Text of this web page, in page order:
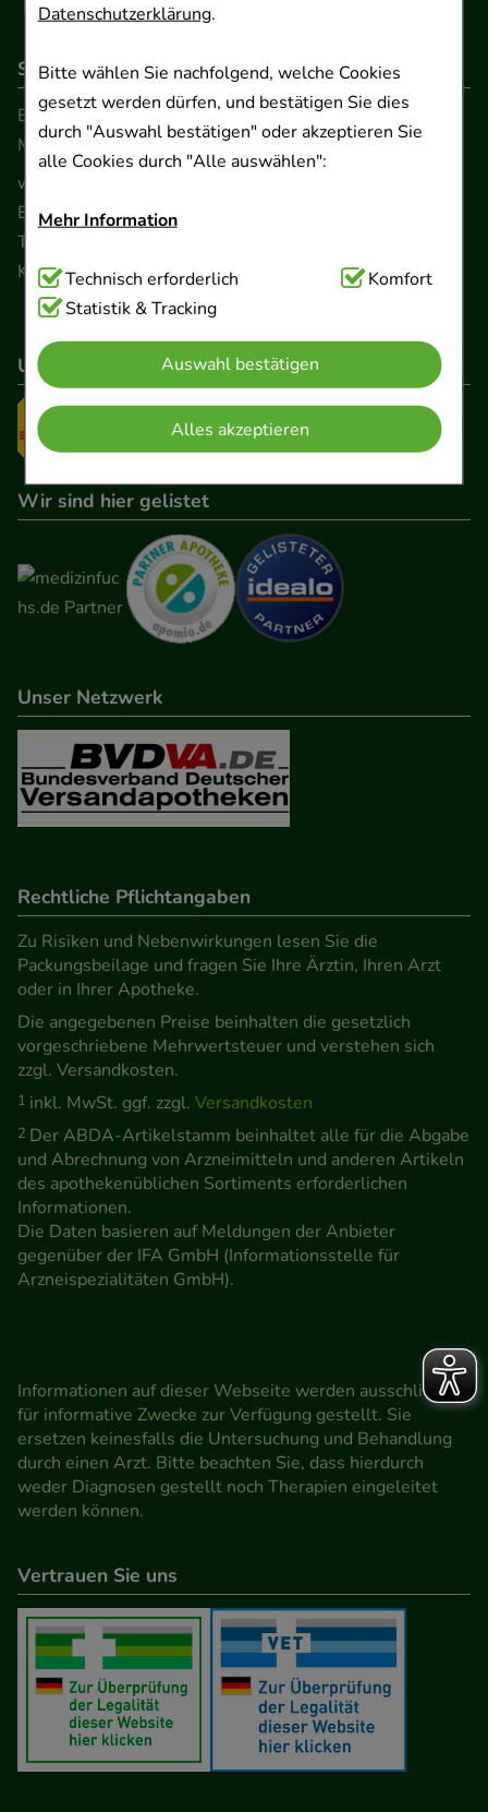
Datenschutzerklärung.
Bitte wählen Sie nachfolgend, welche Cookies
gesetzt werden dürfen, und bestätigen Sie dies
durch "Auswahl bestätigen" oder akzeptieren Sie
alle Cookies durch "Alle auswählen":
Mehr Information
Technisch Notwendig:Hierbei handelt es sich um
Cookies, die für die Grundfunktionen unserer
Website notwendig sind (z.B. Navigation,
Warenkorb, Kundenkonto), weshalb auf diese nicht
verzichtet werden kann.
Komfort:Diese Cookies werden genutzt um das
Einkaufserlebnis noch ansprechender zu gestalten,
beispielsweise für die Wiedererkennung des
Besuchers oder unsere Seite an bevorzugte
Verhaltensweisen (z.B. Spracheinstellung)
anzupassen. Komfort-Cookies ermöglichen es uns
auch auf Ihre Bedürfnisse zugeschrittene Inhalte
betreiben.
Statistik & Tracking:Hierüber lassen sich
Informationen über die Art und Weise der Nutzung
unserer Website sammeln, mit deren Hilfe wir
Werbung auf Drittseiten möglichst relevant für Sie
teilweise an Dritte wie z.B. Google oder soziale
Medien übertragen werden.
Technisch erforderlich
Komfort
Statistik & Tracking
Auswahl bestätigen
Alles akzeptieren
So erreichen Sie uns
Beratung und Kundenservice:
Montag - Freitag von 9.00 bis 17.00 Uhr
www.ApoSalis.de
Ernst-August-Platz 2 · 30159 Hannover
Telefon 0511 89 71 80 0 · Fax 0511 89 71 80 11
Kontaktformular
Unser Versanddienstleister
Wir sind hier gelistet
Unser Netzwerk
Rechtliche Pflichtangaben
Zu Risiken und Nebenwirkungen lesen Sie die
Packungsbeilage und fragen Sie Ihre Ärztin, Ihren Arzt
oder in Ihrer Apotheke.
Die angegebenen Preise beinhalten die gesetzlich
vorgeschriebene Mehrwertsteuer und verstehen sich
zzgl. Versandkosten.
1 inkl. MwSt. ggf. zzgl. Versandkosten
2 Der ABDA-Artikelstamm beinhaltet alle für die Abgabe
und Abrechnung von Arzneimitteln und anderen Artikeln
des apothekenüblichen Sortiments erforderlichen
Informationen.
Die Daten basieren auf Meldungen der Anbieter
gegenüber der IFA GmbH (Informationsstelle für
Arzneispezialitäten GmbH).
Informationen auf dieser Webseite werden ausschließlich
für informative Zwecke zur Verfügung gestellt. Sie
ersetzen keinesfalls die Untersuchung und Behandlung
durch einen Arzt. Bitte beachten Sie, dass hierdurch
weder Diagnosen gestellt noch Therapien eingeleitet
werden können.
Vertrauen Sie uns